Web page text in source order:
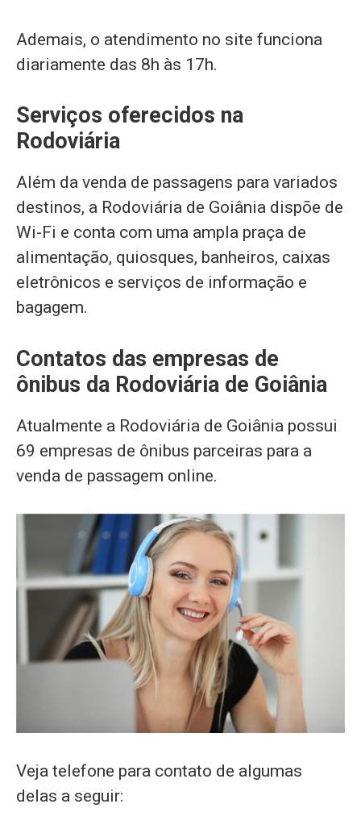
Ademais, o atendimento no site funciona
diariamente das 8h às 17h.
Serviços oferecidos na
Rodoviária
Além da venda de passagens para variados
destinos, a Rodoviária de Goiânia dispõe de
Wi-Fi e conta com uma ampla praça de
alimentação, quiosques, banheiros, caixas
eletrônicos e serviços de informação e
bagagem.
Contatos das empresas de
ônibus da Rodoviária de Goiânia
Atualmente a Rodoviária de Goiânia possui
69 empresas de ônibus parceiras para a
venda de passagem online.
Veja telefone para contato de algumas
delas a seguir: